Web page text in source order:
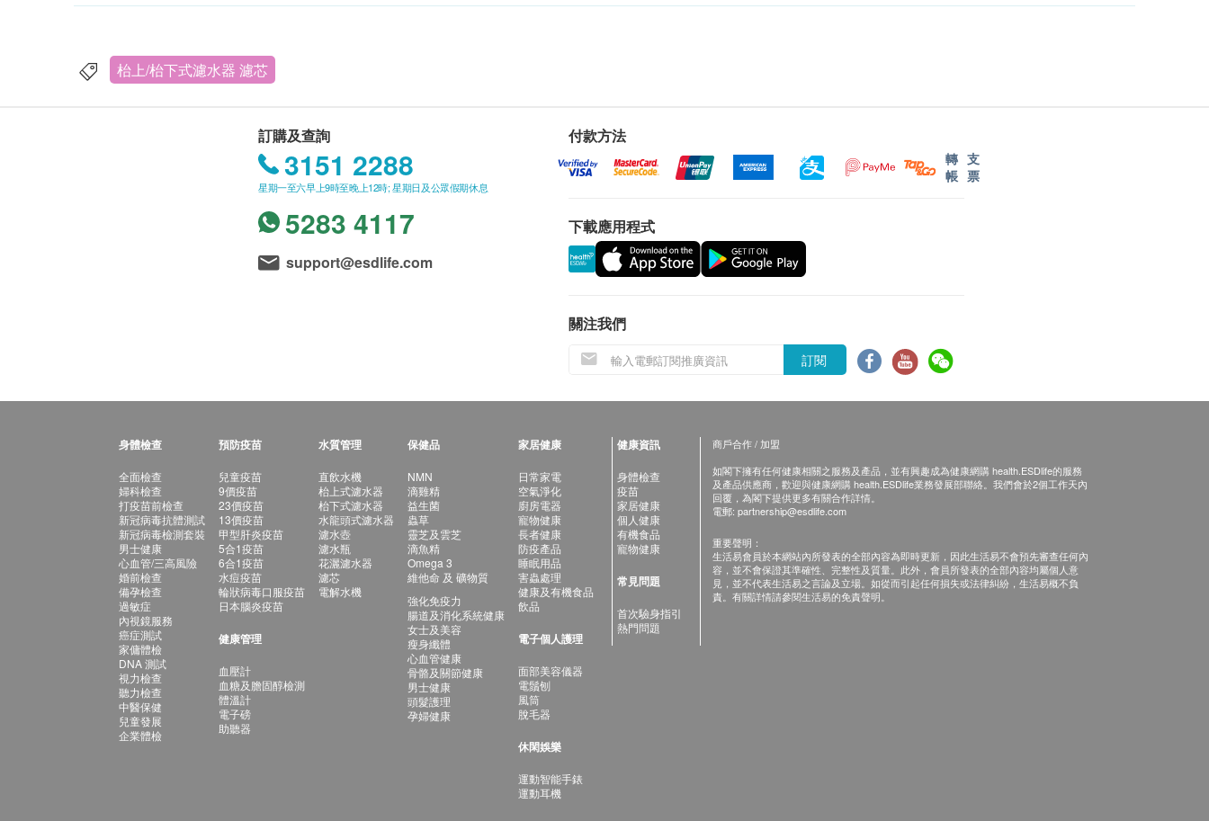
枱上/枱下式濾水器 濾芯
訂購及查詢
3151 2288
星期一至六早上9時至晚上12時; 星期日及公眾假期休息
5283 4117
support@esdlife.com
付款方法
轉
帳
支
票
下載應用程式
關注我們
訂閱
身體檢查
全面檢查
婦科檢查
打疫苗前檢查
新冠病毒抗體測試
新冠病毒檢測套裝
男士健康
心血管/三高風險
婚前檢查
備孕檢查
過敏症
內視鏡服務
癌症測試
家傭體檢
DNA 測試
視力檢查
聽力檢查
中醫保健
兒童發展
企業體檢
預防疫苗
兒童疫苗
9價疫苗
23價疫苗
13價疫苗
甲型肝炎疫苗
5合1疫苗
6合1疫苗
水痘疫苗
輪狀病毒口服疫苗
日本腦炎疫苗
健康管理
血壓計
血糖及膽固醇檢測
體溫計
電子磅
助聽器
水質管理
直飲水機
枱上式濾水器
枱下式濾水器
水龍頭式濾水器
濾水壺
濾水瓶
花灑濾水器
濾芯
電解水機
保健品
NMN
滴雞精
益生菌
蟲草
靈芝及雲芝
滴魚精
Omega 3
維他命 及 礦物質
強化免疫力
腸道及消化系統健康
女士及美容
瘦身纖體
心血管健康
骨骼及關節健康
男士健康
頭髮護理
孕婦健康
家居健康
日常家電
空氣淨化
廚房電器
寵物健康
長者健康
防疫產品
睡眠用品
害蟲處理
健康及有機食品
飲品
電子個人護理
面部美容儀器
電鬚刨
風筒
脫毛器
休閑娛樂
運動智能手錶
運動耳機
健康資訊
身體檢查
疫苗
家居健康
個人健康
有機食品
寵物健康
常見問題
首次驗身指引
熱門問題
商戶合作 / 加盟
如閣下擁有任何健康相關之服務及產品，並有興趣成為健康網購 health.ESDlife的服務
及產品供應商，歡迎與健康網購 health.ESDlife業務發展部聯絡。我們會於2個工作天內
回覆，為閣下提供更多有關合作詳情。
電郵: partnership@esdlife.com
重要聲明：
生活易會員於本網站內所發表的全部內容為即時更新，因此生活易不會預先審查任何內
容，並不會保證其準確性、完整性及質量。此外，會員所發表的全部內容均屬個人意
見，並不代表生活易之言論及立場。如從而引起任何損失或法律糾紛，生活易概不負
責。有關詳情請參閱生活易的免責聲明。